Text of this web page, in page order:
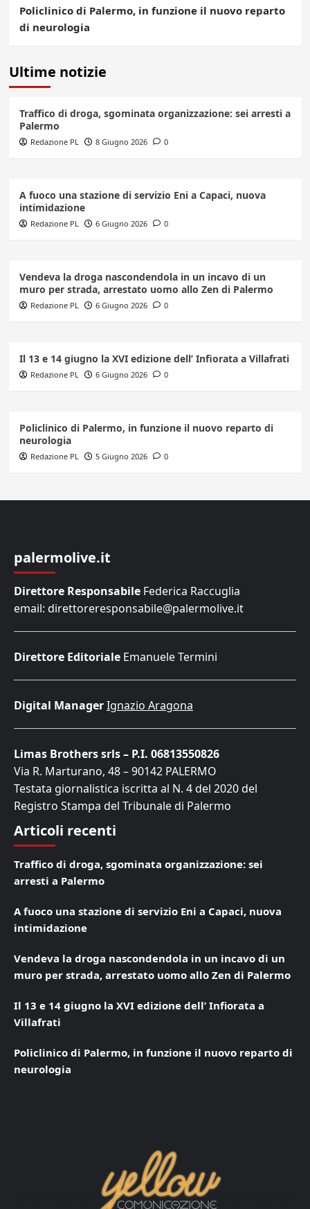
Policlinico di Palermo, in funzione il nuovo reparto
di neurologia
Ultime notizie
Traffico di droga, sgominata organizzazione: sei arresti a
Palermo
Redazione PL 8 Giugno 2026 0
A fuoco una stazione di servizio Eni a Capaci, nuova
intimidazione
Redazione PL 6 Giugno 2026 0
Vendeva la droga nascondendola in un incavo di un
muro per strada, arrestato uomo allo Zen di Palermo
Redazione PL 6 Giugno 2026 0
Il 13 e 14 giugno la XVI edizione dell’ Infiorata a Villafrati
Redazione PL 6 Giugno 2026 0
Policlinico di Palermo, in funzione il nuovo reparto di
neurologia
Redazione PL 5 Giugno 2026 0
palermolive.it
Direttore Responsabile Federica Raccuglia
email: direttoreresponsabile@palermolive.it
Direttore Editoriale Emanuele Termini
Digital ManagerIgnazio Aragona
Limas Brothers srls – P.I. 06813550826
Via R. Marturano, 48 – 90142 PALERMO
Testata giornalistica iscritta al N. 4 del 2020 del
Registro Stampa del Tribunale di Palermo
Articoli recenti
Traffico di droga, sgominata organizzazione: sei
arresti a Palermo
A fuoco una stazione di servizio Eni a Capaci, nuova
intimidazione
Vendeva la droga nascondendola in un incavo di un
muro per strada, arrestato uomo allo Zen di Palermo
Il 13 e 14 giugno la XVI edizione dell’ Infiorata a
Villafrati
Policlinico di Palermo, in funzione il nuovo reparto di
neurologia